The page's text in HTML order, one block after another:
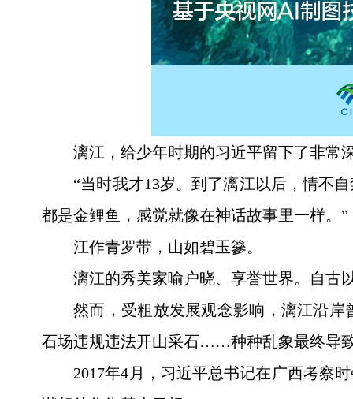
漓江，给少年时期的习近平留下了非常
“当时我才13岁。到了漓江以后，情不
都是金鲤鱼，感觉就像在神话故事里一样。”
江作青罗带，山如碧玉篸。
漓江的秀美家喻户晓、享誉世界。自古
然而，受粗放发展观念影响，漓江沿
石场违规违法开山采石……种种乱象最终导
2017年4月，习近平总书记在广西考察